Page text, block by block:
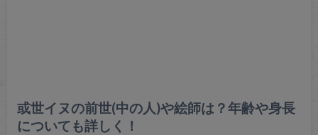
或世イヌの前世(中の人)や絵師は？年齢や身長
についても詳しく！